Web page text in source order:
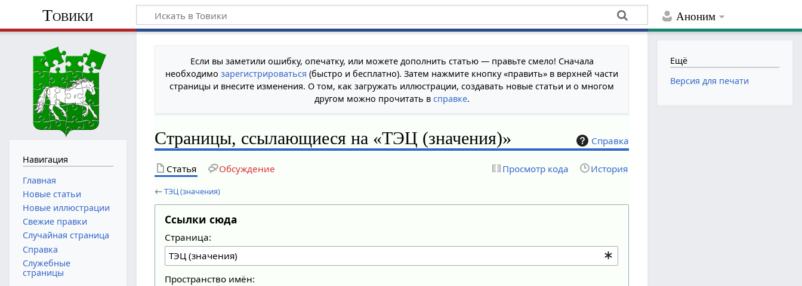
Аноним
Товики
Если вы заметили ошибку, опечатку, или можете дополнить статью — правьте смело! Сначала
необходимозарегистрироваться (быстро и бесплатно). Затем нажмите кнопку «править» в верхней части
страницы и внесите изменения. О том, как загружать иллюстрации, создавать новые статьи и о многом
другом можно прочитать в справке.
Справка
Страницы, ссылающиеся на «ТЭЦ (значения)»
Статья Обсуждение Просмотр кода История
←ТЭЦ (значения)
Ссылки сюда
Страница:
Пространство имён:
Навигация
Главная
Новые статьи
Новые иллюстрации
Свежие правки
Случайная страница
Справка
Служебные
страницы
Ещё
Версия для печати